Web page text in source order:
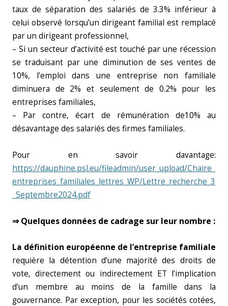
taux de séparation des salariés de 3.3% inférieur à
celui observé lorsqu’un dirigeant familial est remplacé
par un dirigeant professionnel,
– Si un secteur d’activité est touché par une récession
se traduisant par une diminution de ses ventes de
10%, l’emploi dans une entreprise non familiale
diminuera de 2% et seulement de 0.2% pour les
entreprises familiales,
– Par contre, écart de rémunération de10% au
désavantage des salariés des firmes familiales.
Pour en savoir davantage:
https://dauphine.psl.eu/fileadmin/user_upload/Chaire_
entreprises_familiales_lettres_WP/Lettre_recherche_3
_Septembre2024.pdf
⇒ Quelques données de cadrage sur leur nombre :
La définition européenne de l’entreprise familiale
requière la détention d’une majorité des droits de
vote, directement ou indirectement ET l’implication
d’un membre au moins de la famille dans la
gouvernance. Par exception, pour les sociétés cotées,